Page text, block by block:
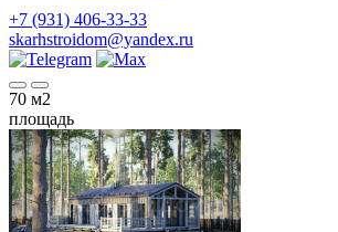
+7 (931) 406-33-33
skarhstroidom@yandex.ru
70 м2
площадь